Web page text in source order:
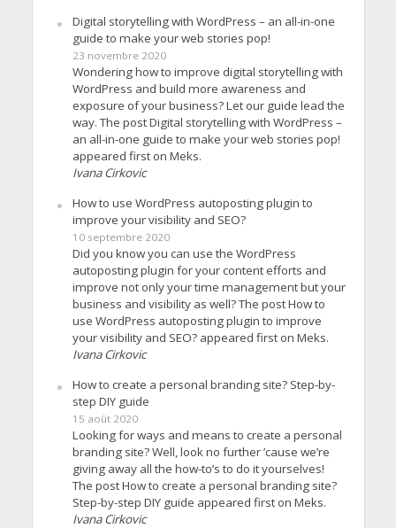
Digital storytelling with WordPress – an all-in-one
guide to make your web stories pop!
23 novembre 2020
Wondering how to improve digital storytelling with
WordPress and build more awareness and
exposure of your business? Let our guide lead the
way. The post Digital storytelling with WordPress –
an all-in-one guide to make your web stories pop!
appeared first on Meks.
Ivana Cirkovic
How to use WordPress autoposting plugin to
improve your visibility and SEO?
10 septembre 2020
Did you know you can use the WordPress
autoposting plugin for your content efforts and
improve not only your time management but your
business and visibility as well? The post How to
use WordPress autoposting plugin to improve
your visibility and SEO? appeared first on Meks.
Ivana Cirkovic
How to create a personal branding site? Step-by-
step DIY guide
15 août 2020
Looking for ways and means to create a personal
branding site? Well, look no further ’cause we’re
giving away all the how-to’s to do it yourselves!
The post How to create a personal branding site?
Step-by-step DIY guide appeared first on Meks.
Ivana Cirkovic